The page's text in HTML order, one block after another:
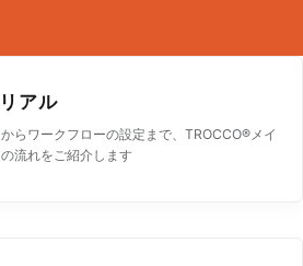
アル
らワークフローの設定まで、TROCCO®︎メイ
流れをご紹介します